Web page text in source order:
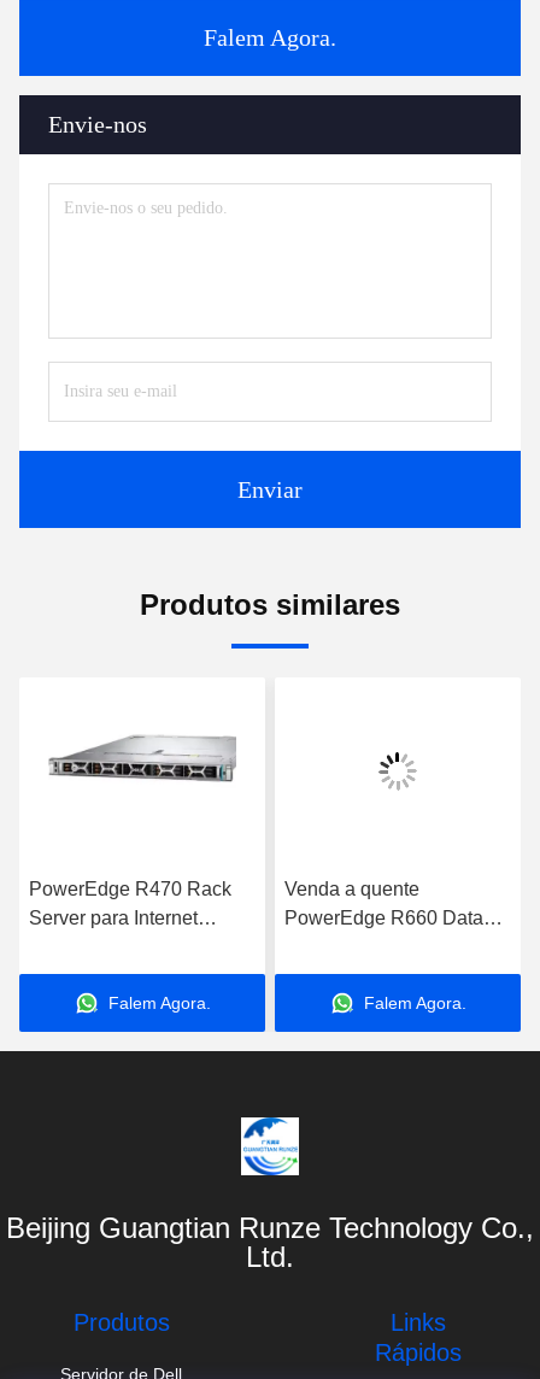
Falem Agora.
Envie-nos
Enviar
Produtos similares
PowerEdge R470 Rack
Server para Internet
aplicações de
armazenamento de dados
Server
Falem Agora.
Venda a quente
PowerEdge R660 Data
Processador Intel Xeon
para Aplicações de
Negócios
Falem Agora.
Beijing Guangtian Runze Technology Co.,
Ltd.
Produtos
Servidor de Dell
Links
Rápidos